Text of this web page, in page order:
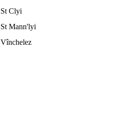
St Clyi
St Mann'lyi
Vînchelez